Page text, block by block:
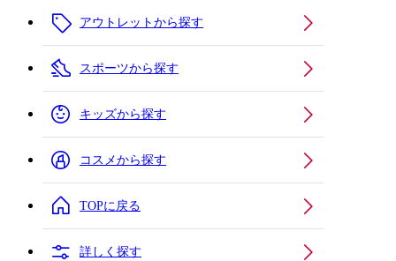
アウトレットから探す
スポーツから探す
キッズから探す
コスメから探す
TOPに戻る
詳しく探す